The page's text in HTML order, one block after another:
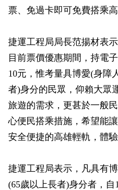
岡山路竹延伸線(第二A階
捷運黃線
小港林園線
捷運紅/橘線
環狀輕軌
性別主流化專區
Open Data
打詐儀錶板
檔案應用專區
相關連結
雙語詞彙
特色車站
輕軌簡介
輕軌與傳統火車
輕軌與公車捷運
無架空線
局徽
組織職掌
服務電話
票、免過卡即可免費搭乘高
捷運工程局局長范揚材表
目前票價優惠期間，持電
10元，惟考量具博愛(身障
者)身分的民眾，仰賴大眾
旅遊的需求，更甚於一般
心便民搭乘措施，希望能
安全便捷的高雄輕軌，體
捷運工程局表示，凡具有
(65歲以上長者)身分者，自